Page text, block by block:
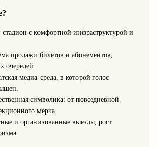
с комфортной инфраструктурой и
продажи билетов и абонементов,
очередей.
медиа‑среда, в которой голос
символика: от повседневной
мерча.
и организованные выезды, рост